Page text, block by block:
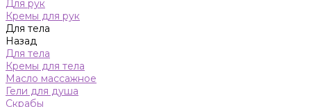
Для рук
Кремы для рук
Для тела
Назад
Для тела
Кремы для тела
Масло массажное
Гели для душа
Скрабы